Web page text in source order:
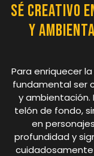
Sé creativo
y
Para enriquecer
fundamental ser
y ambientación.
telón de fondo,
en
profundidad y